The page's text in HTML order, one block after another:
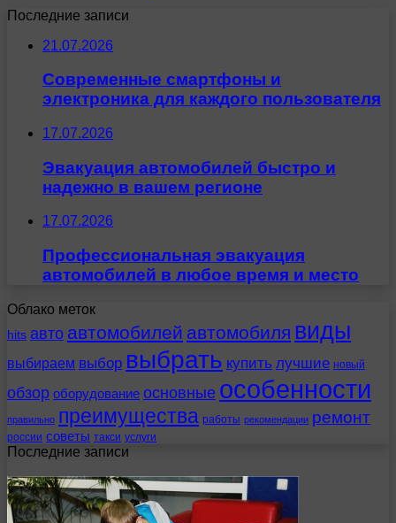
Последние записи
21.07.2026
Современные смартфоны и
электроника для каждого пользователя
17.07.2026
Эвакуация автомобилей быстро и
надежно в вашем регионе
17.07.2026
Профессиональная эвакуация
автомобилей в любое время и место
Облако меток
hits авто автомобилей автомобиля виды
выбираем выбор выбрать купить лучшие новый
обзор оборудование основные особенности
правильно преимущества работы рекомендации ремонт
россии советы такси услуги
Последние записи